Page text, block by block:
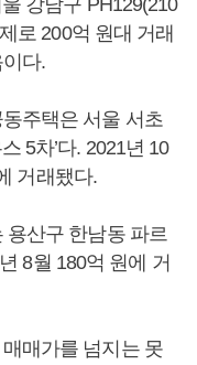
강남구 PH129(210
로 200억 원대 거래
다.
주택은 서울 서초
5차’다. 2021년 10
거래됐다.
용산구 한남동 파르
8월 180억 원에 거
매가를 넘지는 못